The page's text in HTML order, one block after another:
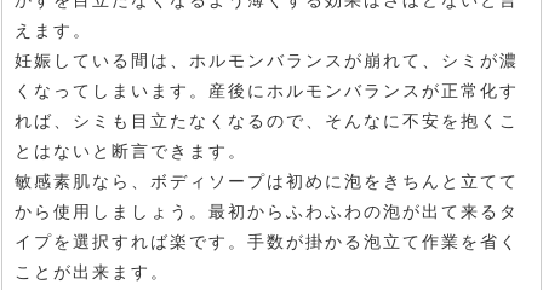
えます。
妊娠している間は、ホルモンバランスが崩れて、シミが濃
くなってしまいます。産後にホルモンバランスが正常化す
れば、シミも目立たなくなるので、そんなに不安を抱くこ
とはないと断言できます。
敏感素肌なら、ボディソープは初めに泡をきちんと立てて
から使用しましょう。最初からふわふわの泡が出て来るタ
イプを選択すれば楽です。手数が掛かる泡立て作業を省く
ことが出来ます。